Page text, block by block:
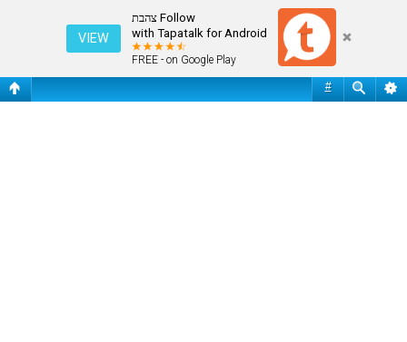
Follow צהבת
with Tapatalk for Android
FREE - on Google Play
VIEW
#
שי האוזמן מתארח בצהבת 2019